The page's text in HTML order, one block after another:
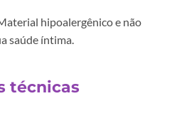
hipoalergênico e não
saúde íntima.
técnicas